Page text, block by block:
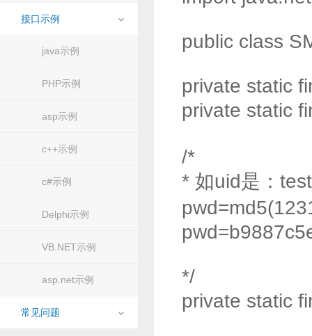
接口示例
java示例
PHP示例
asp示例
c++示例
c#示例
Delphi示例
VB.NET示例
asp.net示例
常见问题
public class
private static
private static
/*
* 如uid是：
*/
private static